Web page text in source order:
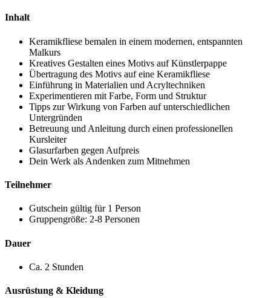
Inhalt
Keramikfliese bemalen in einem modernen, entspannten
Malkurs
Kreatives Gestalten eines Motivs auf Künstlerpappe
Übertragung des Motivs auf eine Keramikfliese
Einführung in Materialien und Acryltechniken
Experimentieren mit Farbe, Form und Struktur
Tipps zur Wirkung von Farben auf unterschiedlichen
Untergründen
Betreuung und Anleitung durch einen professionellen
Kursleiter
Glasurfarben gegen Aufpreis
Dein Werk als Andenken zum Mitnehmen
Teilnehmer
Gutschein gültig für 1 Person
Gruppengröße: 2-8 Personen
Dauer
Ca. 2 Stunden
Ausrüstung & Kleidung